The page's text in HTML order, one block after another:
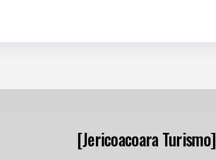
[Jericoacoara Turismo]